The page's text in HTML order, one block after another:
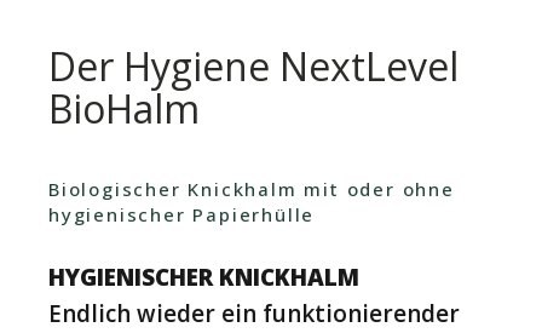
Der Hygiene NextLevel
BioHalm
Biologischer Knickhalm mit oder ohne
hygienischer Papierhülle
HYGIENISCHER KNICKHALM
Endlich wieder ein funktionierender